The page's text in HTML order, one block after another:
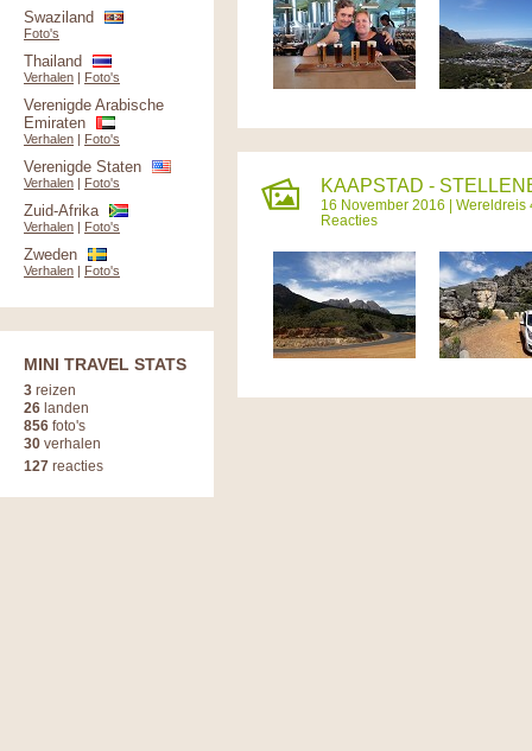
KAAPSTAD -
16 November 2016 | Wereldreis
Reacties
Swaziland
Foto's
Thailand
Verhalen | Foto's
Verenigde Arabische
Emiraten
Verhalen | Foto's
Verenigde Staten
Verhalen | Foto's
Zuid-Afrika
Verhalen | Foto's
Zweden
Verhalen | Foto's
MINI TRAVEL STATS
3 reizen
26 landen
856 foto's
30 verhalen
127 reacties